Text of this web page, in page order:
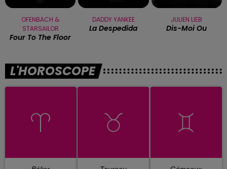
OFENBACH &
STARSAILOR
Four To The Floor
DADDY YANKEE
La Despedida
JULIEN LIEB
Dis-Moi Ou
L'HOROSCOPE